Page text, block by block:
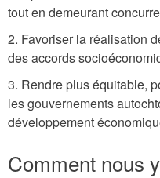
tout en demeurant
2. Favoriser la réalisation
des accords
3. Rendre plus équitable,
les gouvernements
développement
Comment nous